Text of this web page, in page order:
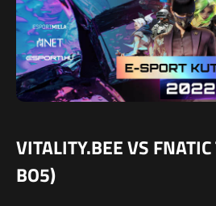
VITALITY.BEE VS
BO5)